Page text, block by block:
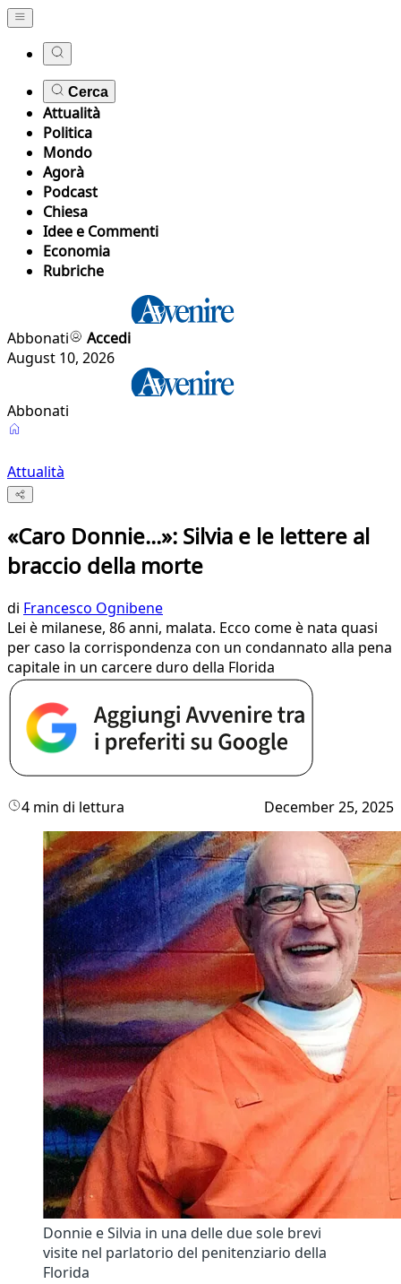
Cerca
Attualità
Politica
Mondo
Agorà
Podcast
Chiesa
Idee e Commenti
Economia
Rubriche
Abbonati
Accedi
August 10, 2026
Abbonati
Attualità
«Caro Donnie...»: Silvia e le lettere al
braccio della morte
di Francesco Ognibene
Lei è milanese, 86 anni, malata. Ecco come è nata quasi
per caso la corrispondenza con un condannato alla pena
capitale in un carcere duro della Florida
4 min di lettura December 25, 2025
Donnie e Silvia in una delle due sole brevi
visite nel parlatorio del penitenziario della
Florida